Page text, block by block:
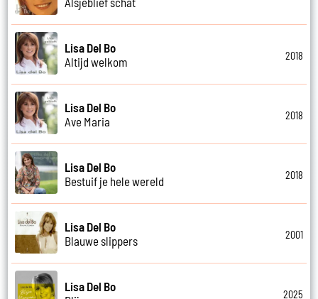
Lisa Del Bo
Altijd welkom
2018
Lisa Del Bo
Ave Maria
2018
Lisa Del Bo
Bestuif je hele wereld
2018
Lisa Del Bo
Blauwe slippers
2001
Lisa Del Bo
2025